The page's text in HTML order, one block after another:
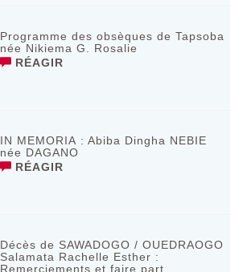
Programme des obsèques de Tapsoba
née Nikiema G. Rosalie
RÉAGIR
IN MEMORIA : Abiba Dingha NEBIE
née DAGANO
RÉAGIR
Décès de SAWADOGO / OUEDRAOGO
Salamata Rachelle Esther :
Remerciements et faire part